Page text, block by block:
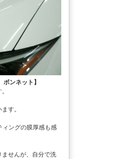
ンネット】
す。
ィングの膜厚感も感
ませんが、自分で洗